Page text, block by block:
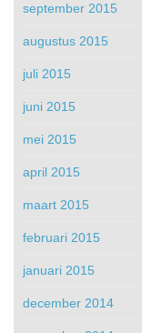
september 2015
augustus 2015
juli 2015
juni 2015
mei 2015
april 2015
maart 2015
februari 2015
januari 2015
december 2014